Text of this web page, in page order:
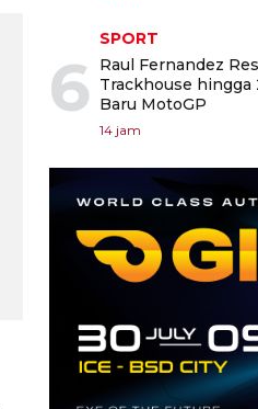
6
SPORT
Raul Fernandez
Trackhouse hingga
Baru MotoGP
14 jam